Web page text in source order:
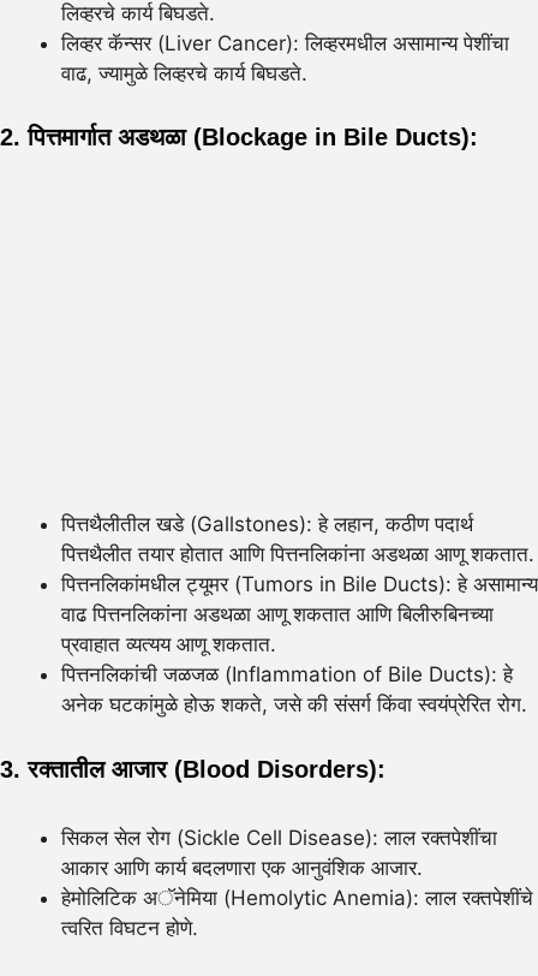
लिव्हरचे कार्य बिघडते.
लिव्हर कॅन्सर (Liver Cancer): लिव्हरमधील असामान्य पेशींचा
वाढ, ज्यामुळे लिव्हरचे कार्य बिघडते.
2. पित्तमार्गात अडथळा (Blockage in Bile Ducts):
पित्तथैलीतील खडे (Gallstones): हे लहान, कठीण पदार्थ
पित्तथैलीत तयार होतात आणि पित्तनलिकांना अडथळा आणू शकतात.
पित्तनलिकांमधील ट्यूमर (Tumors in Bile Ducts): हे असामान्य
वाढ पित्तनलिकांना अडथळा आणू शकतात आणि बिलीरुबिनच्या
प्रवाहात व्यत्यय आणू शकतात.
पित्तनलिकांची जळजळ (Inflammation of Bile Ducts): हे
अनेक घटकांमुळे होऊ शकते, जसे की संसर्ग किंवा स्वयंप्रेरित रोग.
3. रक्तातील आजार (Blood Disorders):
सिकल सेल रोग (Sickle Cell Disease): लाल रक्तपेशींचा
आकार आणि कार्य बदलणारा एक आनुवंशिक आजार.
हेमोलिटिक अॅनेमिया (Hemolytic Anemia): लाल रक्तपेशींचे
त्वरित विघटन होणे.